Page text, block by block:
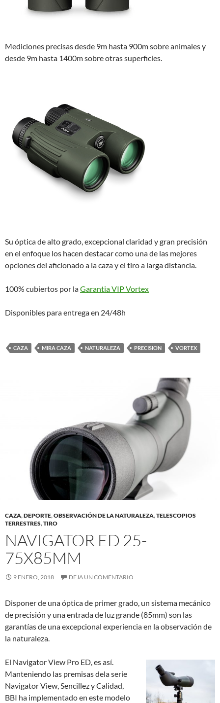
Mediciones precisas desde 9m hasta 900m sobre animales y
desde 9m hasta 1400m sobre otras superficies.
Su óptica de alto grado, excepcional claridad y gran precisión
en el enfoque los hacen destacar como una de las mejores
opciones del aficionado a la caza y el tiro a larga distancia.
100% cubiertos por laGarantia VIP Vortex
Disponibles para entrega en 24/48h
CAZA MIRA CAZA NATURALEZA PRECISION VORTEX
CAZA,DEPORTE,OBSERVACIÓN DE LA NATURALEZA,TELESCOPIOS
TERRESTRES,TIRO
NAVIGATOR ED 25-
75X85MM
9 ENERO, 2018 DEJA UN COMENTARIO
Disponer de una óptica de primer grado, un sistema mecánico
de precisión y una entrada de luz grande (85mm) son las
garantías de una excepcional experiencia en la observación de
la naturaleza.
El Navigator View Pro ED, es así.
Manteniendo las premisas dela serie
Navigator View, Sencillez y Calidad,
BBI ha implementado en este modelo